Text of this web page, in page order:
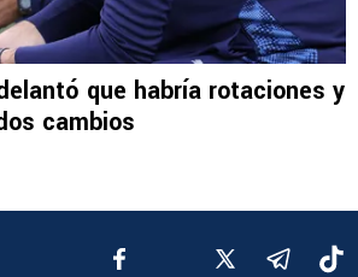
que habría rotaciones y
cambios